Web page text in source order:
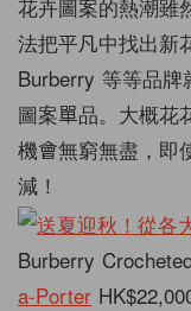
花卉圖案的熱潮雖
法把平凡中找出新
Burberry 等等品
圖案單品。大概花
機會無窮無盡，即
減！
Burberry
a-Porter